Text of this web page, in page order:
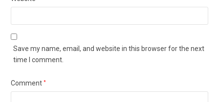
Save my name, email, and website in this browser for the next
time I comment.
Comment*